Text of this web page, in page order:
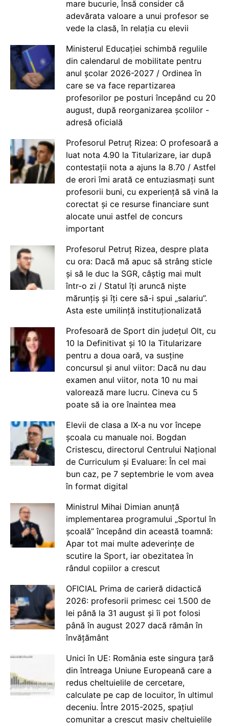
mare bucurie, însă consider că
adevărata valoare a unui profesor se
vede la clasă, în relația cu elevii
Ministerul Educației schimbă regulile
din calendarul de mobilitate pentru
anul școlar 2026-2027 / Ordinea în
care se va face repartizarea
profesorilor pe posturi începând cu 20
august, după reorganizarea școlilor -
adresă oficială
Profesorul Petruț Rizea: O profesoară a
luat nota 4.90 la Titularizare, iar după
contestații nota a ajuns la 8.70 / Astfel
de erori îmi arată ce entuziasmați sunt
profesorii buni, cu experiență să vină la
corectat și ce resurse financiare sunt
alocate unui astfel de concurs
important
Profesorul Petruț Rizea, despre plata
cu ora: Dacă mă apuc să strâng sticle
și să le duc la SGR, câștig mai mult
într-o zi / Statul îți aruncă niște
mărunțiș și îți cere să-i spui „salariu”.
Asta este umilință instituționalizată
Profesoară de Sport din județul Olt, cu
10 la Definitivat și 10 la Titularizare
pentru a doua oară, va susține
concursul și anul viitor: Dacă nu dau
examen anul viitor, nota 10 nu mai
valorează mare lucru. Cineva cu 5
poate să ia ore înaintea mea
Elevii de clasa a IX-a nu vor începe
școala cu manuale noi. Bogdan
Cristescu, directorul Centrului Național
de Curriculum și Evaluare: În cel mai
bun caz, pe 7 septembrie le vom avea
în format digital
Ministrul Mihai Dimian anunță
implementarea programului „Sportul în
școală” începând din această toamnă:
Apar tot mai multe adeverințe de
scutire la Sport, iar obezitatea în
rândul copiilor a crescut
OFICIAL Prima de carieră didactică
2026: profesorii primesc cei 1.500 de
lei până la 31 august și îi pot folosi
până în august 2027 dacă rămân în
învățământ
Unici în UE: România este singura țară
din întreaga Uniune Europeană care a
redus cheltuielile de cercetare,
calculate pe cap de locuitor, în ultimul
deceniu. Între 2015-2025, spațiul
comunitar a crescut masiv cheltuielile